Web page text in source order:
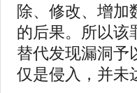
除、修改、增加
的后果。所以该
替代发现漏洞予
仅是侵入，并未